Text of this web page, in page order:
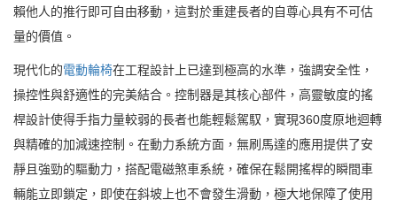
賴他人的推行即可自由移動，這對於重建長者的自尊心具有不可估
量的價值。
現代化的電動輪椅在工程設計上已達到極高的水準，強調安全性，
操控性與舒適性的完美結合。控制器是其核心部件，高靈敏度的搖
桿設計使得手指力量較弱的長者也能輕鬆駕馭，實現360度原地迴轉
與精確的加減速控制。在動力系統方面，無刷馬達的應用提供了安
靜且強勁的驅動力，搭配電磁煞車系統，確保在鬆開搖桿的瞬間車
輛能立即鎖定，即使在斜坡上也不會發生滑動，極大地保障了使用